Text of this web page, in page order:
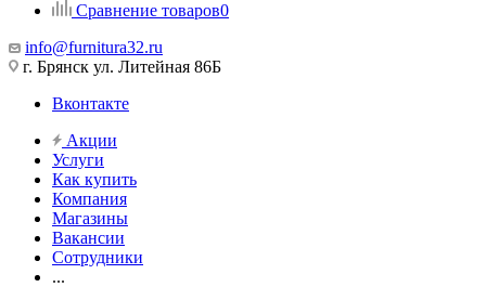
Сравнение товаров0
info@furnitura32.ru
г. Брянск ул. Литейная 86Б
Вконтакте
Акции
Услуги
Как купить
Компания
Магазины
Вакансии
Сотрудники
...